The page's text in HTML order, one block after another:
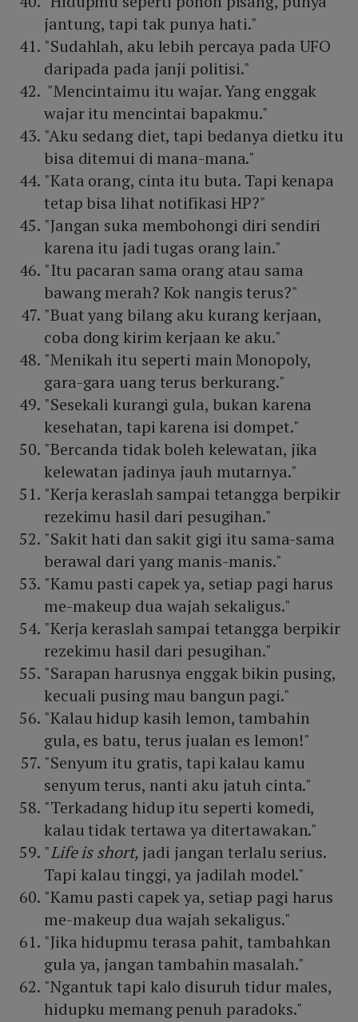
jantung, tapi tak punya hati."
"Sudahlah, aku lebih percaya pada UFO
daripada pada janji politisi."
"Mencintaimu itu wajar. Yang enggak
wajar itu mencintai bapakmu."
"Aku sedang diet, tapi bedanya dietku itu
bisa ditemui di mana-mana."
"Kata orang, cinta itu buta. Tapi kenapa
tetap bisa lihat notifikasi HP?"
"Jangan suka membohongi diri sendiri
karena itu jadi tugas orang lain."
"Itu pacaran sama orang atau sama
bawang merah? Kok nangis terus?"
"Buat yang bilang aku kurang kerjaan,
coba dong kirim kerjaan ke aku."
"Menikah itu seperti main Monopoly,
gara-gara uang terus berkurang."
"Sesekali kurangi gula, bukan karena
kesehatan, tapi karena isi dompet."
"Bercanda tidak boleh kelewatan, jika
kelewatan jadinya jauh mutarnya."
"Kerja keraslah sampai tetangga berpikir
rezekimu hasil dari pesugihan."
"Sakit hati dan sakit gigi itu sama-sama
berawal dari yang manis-manis."
"Kamu pasti capek ya, setiap pagi harus
me-makeup dua wajah sekaligus."
"Kerja keraslah sampai tetangga berpikir
rezekimu hasil dari pesugihan."
"Sarapan harusnya enggak bikin pusing,
kecuali pusing mau bangun pagi."
"Kalau hidup kasih lemon, tambahin
gula, es batu, terus jualan es lemon!"
"Senyum itu gratis, tapi kalau kamu
senyum terus, nanti aku jatuh cinta."
"Terkadang hidup itu seperti komedi,
kalau tidak tertawa ya ditertawakan."
"Life is short, jadi jangan terlalu serius.
Tapi kalau tinggi, ya jadilah model."
"Kamu pasti capek ya, setiap pagi harus
me-makeup dua wajah sekaligus."
"Jika hidupmu terasa pahit, tambahkan
gula ya, jangan tambahin masalah."
"Ngantuk tapi kalo disuruh tidur males,
hidupku memang penuh paradoks."